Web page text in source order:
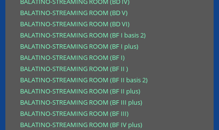
BALATINO-STREAMING ROOM (BD V)
BALATINO-STREAMING ROOM (BD VI)
BALATINO-STREAMING ROOM (BF I basis 2)
BALATINO-STREAMING ROOM (BF I plus)
BALATINO-STREAMING ROOM (BF I)
BALATINO-STREAMING ROOM (BF II )
BALATINO-STREAMING ROOM (BF II basis 2)
BALATINO-STREAMING ROOM (BF II plus)
BALATINO-STREAMING ROOM (BF III plus)
BALATINO-STREAMING ROOM (BF III)
BALATINO-STREAMING ROOM (BF IV plus)